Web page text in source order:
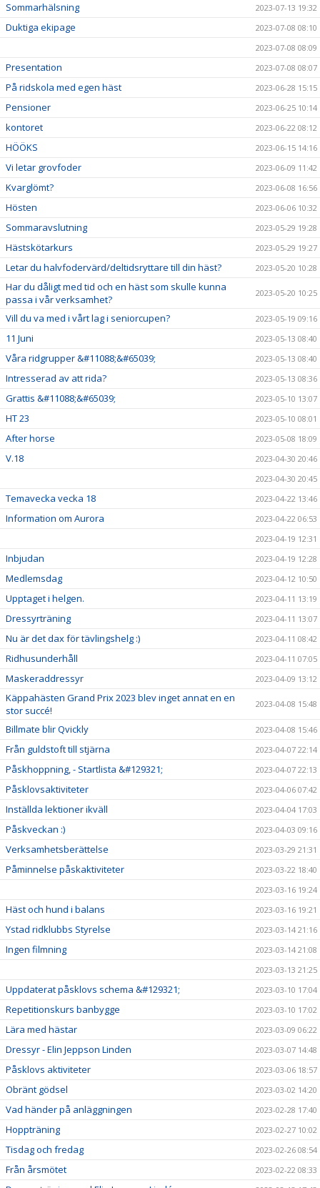
Sommarhälsning 2023-07-13 19:32
Duktiga ekipage
2023-07-08 08:10
2023-07-08 08:09
Presentation 2023-07-08 08:07
På ridskola med egen häst 2023-06-28 15:15
Pensioner 2023-06-25 10:14
kontoret 2023-06-22 08:12
HÖÖKS 2023-06-15 14:16
Vi letar grovfoder 2023-06-09 11:42
Kvarglömt? 2023-06-08 16:56
Hösten 2023-06-06 10:32
Sommaravslutning 2023-05-29 19:28
Hästskötarkurs 2023-05-29 19:27
Letar du halvfodervärd/deltidsryttare till din häst? 2023-05-20 10:28
Har du dåligt med tid och en häst som skulle kunna
passa i vår verksamhet?
2023-05-20 10:25
Vill du va med i vårt lag i seniorcupen? 2023-05-19 09:16
11 Juni 2023-05-13 08:40
Våra ridgrupper &#11088;&#65039; 2023-05-13 08:40
Intresserad av att rida? 2023-05-13 08:36
Grattis &#11088;&#65039; 2023-05-10 13:07
HT 23 2023-05-10 08:01
After horse 2023-05-08 18:09
V.18
2023-04-30 20:46
2023-04-30 20:45
Temavecka vecka 18 2023-04-22 13:46
Information om Aurora
2023-04-22 06:53
2023-04-19 12:31
Inbjudan 2023-04-19 12:28
Medlemsdag 2023-04-12 10:50
Upptaget i helgen. 2023-04-11 13:19
Dressyrträning 2023-04-11 13:07
Nu är det dax för tävlingshelg :) 2023-04-11 08:42
Ridhusunderhåll 2023-04-11 07:05
Maskeraddressyr 2023-04-09 13:12
Käppahästen Grand Prix 2023 blev inget annat en en
stor succé!
2023-04-08 15:48
Billmate blir Qvickly 2023-04-08 15:46
Från guldstoft till stjärna 2023-04-07 22:14
Påskhoppning, - Startlista &#129321; 2023-04-07 22:13
Påsklovsaktiviteter 2023-04-06 07:42
Inställda lektioner ikväll 2023-04-04 17:03
Påskveckan :) 2023-04-03 09:16
Verksamhetsberättelse 2023-03-29 21:31
Påminnelse påskaktiviteter
2023-03-22 18:40
2023-03-16 19:24
Häst och hund i balans 2023-03-16 19:21
Ystad ridklubbs Styrelse 2023-03-14 21:16
Ingen filmning
2023-03-14 21:08
2023-03-13 21:25
Uppdaterat påsklovs schema &#129321; 2023-03-10 17:04
Repetitionskurs banbygge 2023-03-10 17:02
Lära med hästar 2023-03-09 06:22
Dressyr - Elin Jeppson Linden 2023-03-07 14:48
Påsklovs aktiviteter 2023-03-06 18:57
Obränt gödsel 2023-03-02 14:20
Vad händer på anläggningen 2023-02-28 17:40
Hoppträning 2023-02-27 10:02
Tisdag och fredag 2023-02-26 08:54
Från årsmötet 2023-02-22 08:33